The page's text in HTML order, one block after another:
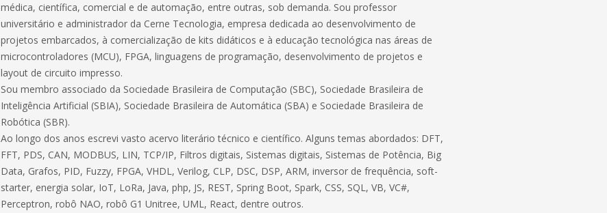
médica, científica, comercial e de automação, entre outras, sob demanda. Sou professor
universitário e administrador da Cerne Tecnologia, empresa dedicada ao desenvolvimento de
projetos embarcados, à comercialização de kits didáticos e à educação tecnológica nas áreas de
microcontroladores (MCU), FPGA, linguagens de programação, desenvolvimento de projetos e
layout de circuito impresso.
Sou membro associado da Sociedade Brasileira de Computação (SBC), Sociedade Brasileira de
Inteligência Artificial (SBIA), Sociedade Brasileira de Automática (SBA) e Sociedade Brasileira de
Robótica (SBR).
Ao longo dos anos escrevi vasto acervo literário técnico e científico. Alguns temas abordados: DFT,
FFT, PDS, CAN, MODBUS, LIN, TCP/IP, Filtros digitais, Sistemas digitais, Sistemas de Potência, Big
Data, Grafos, PID, Fuzzy, FPGA, VHDL, Verilog, CLP, DSC, DSP, ARM, inversor de frequência, soft-
starter, energia solar, IoT, LoRa, Java, php, JS, REST, Spring Boot, Spark, CSS, SQL, VB, VC#,
Perceptron, robô NAO, robô G1 Unitree, UML, React, dentre outros.